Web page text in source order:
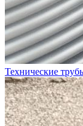
Технические